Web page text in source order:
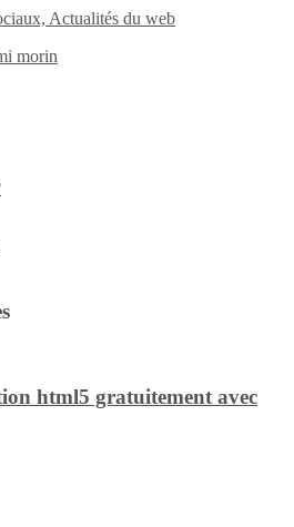
Actualités du web
morin
html5 gratuitement avec